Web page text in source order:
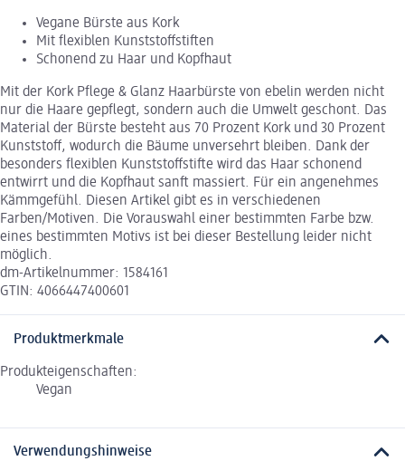
Vegane Bürste aus Kork
Mit flexiblen Kunststoffstiften
Schonend zu Haar und Kopfhaut
Mit der Kork Pflege & Glanz Haarbürste von ebelin werden nicht
nur die Haare gepflegt, sondern auch die Umwelt geschont. Das
Material der Bürste besteht aus 70 Prozent Kork und 30 Prozent
Kunststoff, wodurch die Bäume unversehrt bleiben. Dank der
besonders flexiblen Kunststoffstifte wird das Haar schonend
entwirrt und die Kopfhaut sanft massiert. Für ein angenehmes
Kämmgefühl. Diesen Artikel gibt es in verschiedenen
Farben/Motiven. Die Vorauswahl einer bestimmten Farbe bzw.
eines bestimmten Motivs ist bei dieser Bestellung leider nicht
möglich.
dm-Artikelnummer: 1584161
GTIN: 4066447400601
Produktmerkmale
Produkteigenschaften:
Vegan
Verwendungshinweise